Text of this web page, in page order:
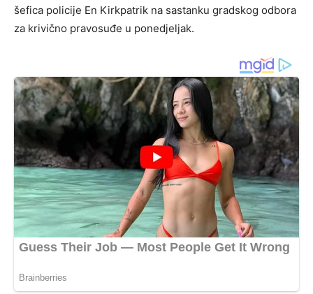
šefica policije En Kirkpatrik na sastanku gradskog odbora
za krivično pravosuđe u ponedjeljak.